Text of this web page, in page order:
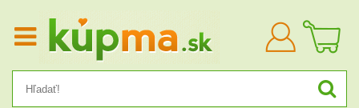
Prihlásiť
sa